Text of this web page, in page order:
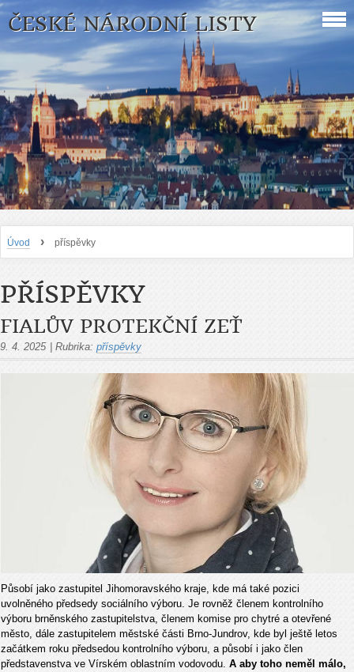
ČESKÉ NÁRODNÍ LISTY
Úvod › příspěvky
PŘÍSPĚVKY
FIALŮV PROTEKČNÍ ZEŤ
9. 4. 2025 Rubrika: příspěvky
Působí jako zastupitel Jihomoravského kraje, kde má také pozici
uvolněného předsedy sociálního výboru. Je rovněž členem kontrolního
výboru brněnského zastupitelstva, členem komise pro chytré a otevřené
město, dále zastupitelem městské části Brno-Jundrov, kde byl ještě letos
začátkem roku předsedou kontrolního výboru, a působí i jako člen
představenstva ve Vírském oblastním vodovodu. A aby toho neměl málo,